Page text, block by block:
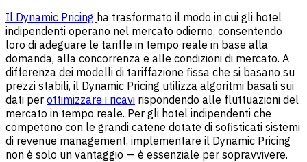
Il Dynamic Pricing ha trasformato il modo in cui gli hotel
indipendenti operano nel mercato odierno, consentendo
loro di adeguare le tariffe in tempo reale in base alla
domanda, alla concorrenza e alle condizioni di mercato. A
differenza dei modelli di tariffazione fissa che si basano su
prezzi stabili, il Dynamic Pricing utilizza algoritmi basati sui
dati per ottimizzare i ricavi rispondendo alle fluttuazioni del
mercato in tempo reale. Per gli hotel indipendenti che
competono con le grandi catene dotate di sofisticati sistemi
di revenue management, implementare il Dynamic Pricing
non è solo un vantaggio — è essenziale per sopravvivere.